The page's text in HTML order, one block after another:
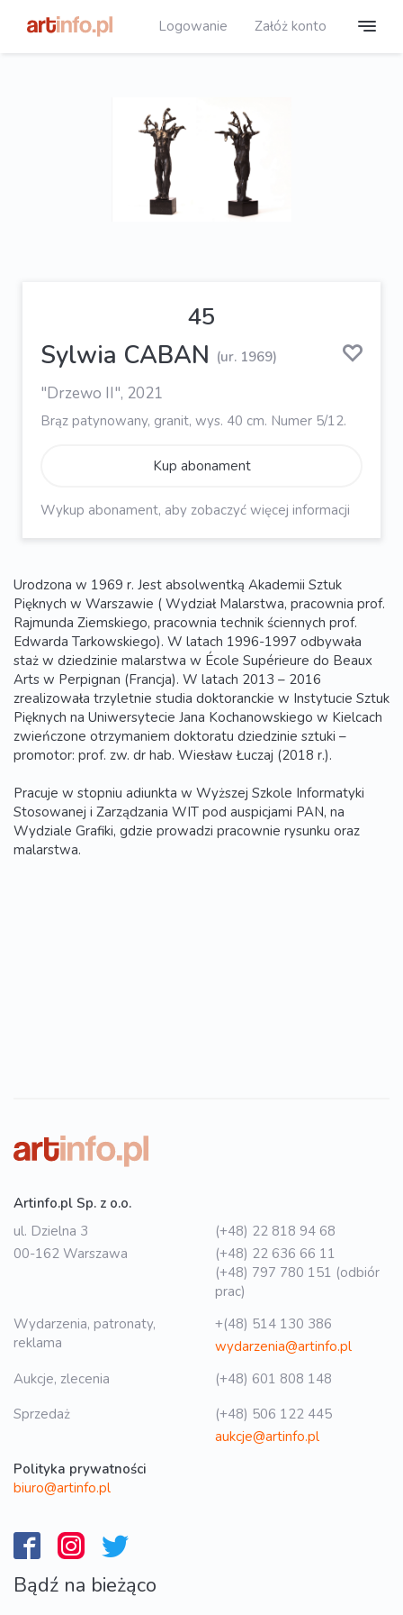
Logowanie Załóż konto
45
Sylwia CABAN (ur. 1969)
"Drzewo II", 2021
Brąz patynowany, granit, wys. 40 cm. Numer 5/12.
Kup abonament
Wykup abonament, aby zobaczyć więcej informacji
Urodzona w 1969 r. Jest absolwentką Akademii Sztuk
Pięknych w Warszawie ( Wydział Malarstwa, pracownia prof.
Rajmunda Ziemskiego, pracownia technik ściennych prof.
Edwarda Tarkowskiego). W latach 1996-1997 odbywała
staż w dziedzinie malarstwa w École Supérieure do Beaux
Arts w Perpignan (Francja). W latach 2013 – 2016
zrealizowała trzyletnie studia doktoranckie w Instytucie Sztuk
Pięknych na Uniwersytecie Jana Kochanowskiego w Kielcach
zwieńczone otrzymaniem doktoratu dziedzinie sztuki –
promotor: prof. zw. dr hab. Wiesław Łuczaj (2018 r.).
Pracuje w stopniu adiunkta w Wyższej Szkole Informatyki
Stosowanej i Zarządzania WIT pod auspicjami PAN, na
Wydziale Grafiki, gdzie prowadzi pracownie rysunku oraz
malarstwa.
Artinfo.pl Sp. z o.o.
ul. Dzielna 3
00-162 Warszawa
(+48) 22 818 94 68
(+48) 22 636 66 11
(+48) 797 780 151 (odbiór
prac)
Wydarzenia, patronaty,
reklama
+(48) 514 130 386
wydarzenia@artinfo.pl
Aukcje, zlecenia
(+48) 601 808 148
Sprzedaż
(+48) 506 122 445
aukcje@artinfo.pl
Polityka prywatności
biuro@artinfo.pl
Bądź na bieżąco